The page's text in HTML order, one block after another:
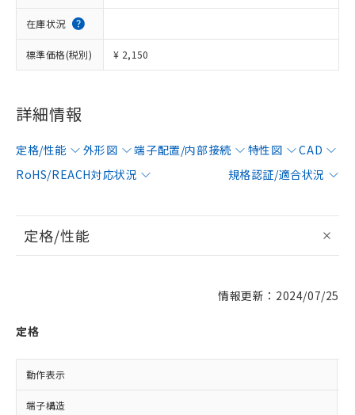
在庫状況
標準価格(税別) ¥ 2,150
詳細情報
定格/性能 外形図 端子配置/内部接続 特性図
CAD
RoHS/REACH対応状況
規格認証/適合状況
定格/性能
情報更新：2024/07/25
定格
動作表示
端子構造